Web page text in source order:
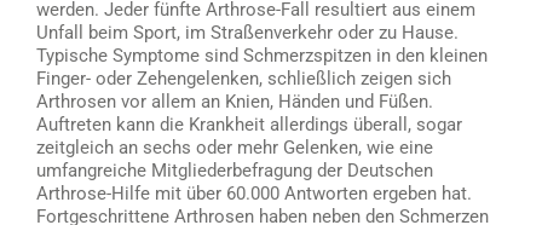
werden. Jeder fünfte Arthrose-Fall resultiert aus einem
Unfall beim Sport, im Straßenverkehr oder zu Hause.
Typische Symptome sind Schmerzspitzen in den kleinen
Finger- oder Zehengelenken, schließlich zeigen sich
Arthrosen vor allem an Knien, Händen und Füßen.
Auftreten kann die Krankheit allerdings überall, sogar
zeitgleich an sechs oder mehr Gelenken, wie eine
umfangreiche Mitgliederbefragung der Deutschen
Arthrose-Hilfe mit über 60.000 Antworten ergeben hat.
Fortgeschrittene Arthrosen haben neben den Schmerzen